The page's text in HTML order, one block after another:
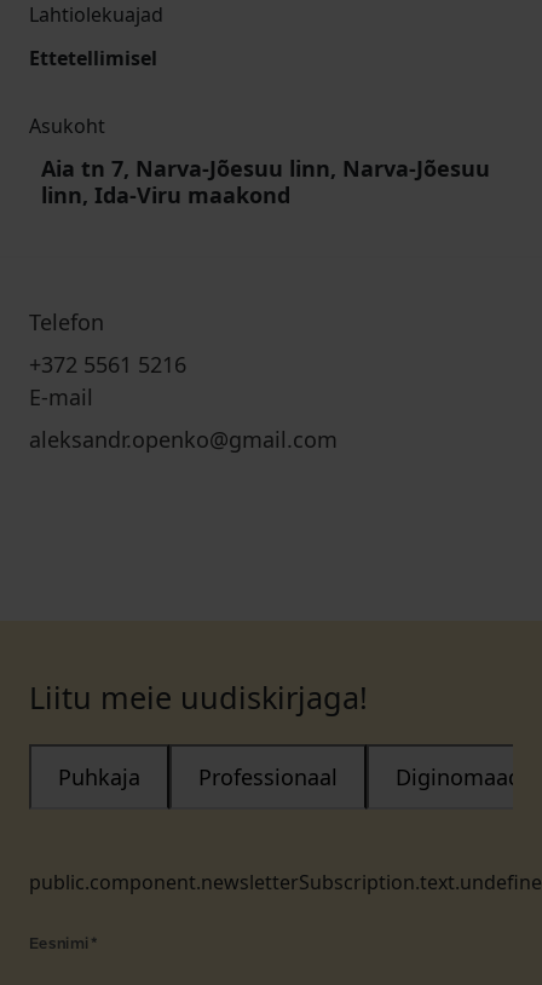
Lahtiolekuajad
Ettetellimisel
Asukoht
Aia tn 7, Narva-Jõesuu linn, Narva-Jõesuu
linn, Ida-Viru maakond
Telefon
+372 5561 5216
E-mail
aleksandr.openko@gmail.com
Liitu meie uudiskirjaga!
Puhkaja Professionaal Diginomaad
Eesnimi *